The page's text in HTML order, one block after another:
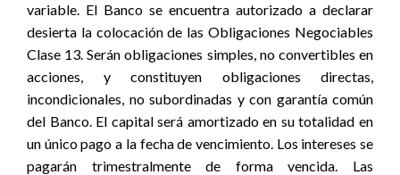
variable. El Banco se encuentra autorizado a declarar
desierta la colocación de las Obligaciones Negociables
Clase 13. Serán obligaciones simples, no convertibles en
acciones, y constituyen obligaciones directas,
incondicionales, no subordinadas y con garantía común
del Banco. El capital será amortizado en su totalidad en
un único pago a la fecha de vencimiento. Los intereses se
pagarán trimestralmente de forma vencida. Las